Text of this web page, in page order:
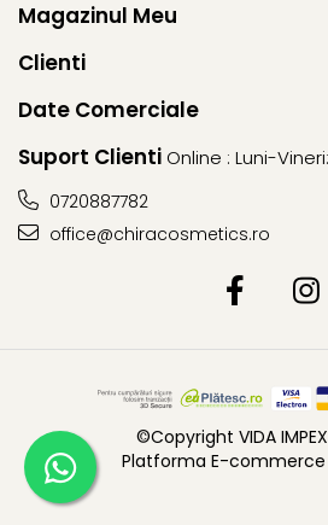
Magazinul Meu
Clienti
Date Comerciale
Suport Clienti Online : Luni-
0720887782
office@chiracosmetics.ro
©Copyright VIDA
Platforma E-